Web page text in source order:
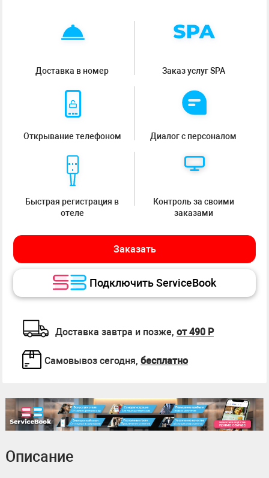
Доставка в номер Заказ услуг SPA
Открывание телефоном Диалог с персоналом
Быстрая регистрация в
отеле
Контроль за своими
заказами
Заказать
Подключить ServiceBook
Доставка завтра и позже, от 490 Р
Самовывоз сегодня, бесплатно
Описание